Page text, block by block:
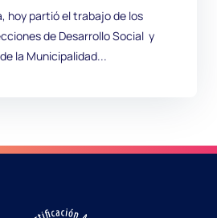
hoy partió el trabajo de los
de Desarrollo Social y
la Municipalidad...